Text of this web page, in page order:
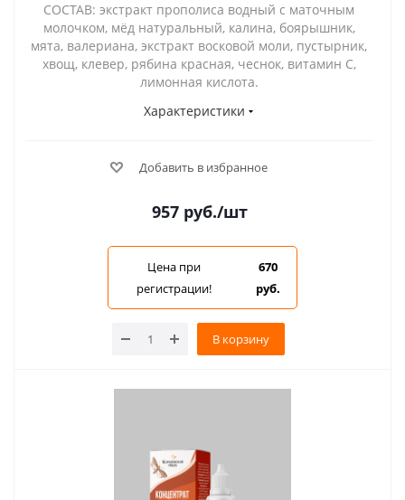
СОСТАВ: экстракт прополиса водный с маточным
молочком, мёд натуральный, калина, боярышник,
мята, валериана, экстракт восковой моли, пустырник,
хвощ, клевер, рябина красная, чеснок, витамин С,
лимонная кислота.
Характеристики
Добавить в избранное
957руб./шт
Цена при
регистрации!
670
руб.
В корзину